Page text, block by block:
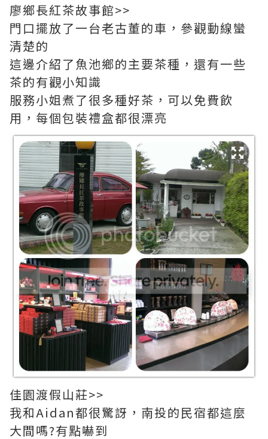
廖鄉長紅茶故事館>>
門口擺放了一台老古董的車，參觀動線蠻
清楚的
這邊介紹了魚池鄉的主要茶種，還有一些
茶的有觀小知識
服務小姐煮了很多種好茶，可以免費飲
用，每個包裝禮盒都很漂亮
佳園渡假山莊>>
我和Aidan都很驚訝，南投的民宿都這麼
大間嗎?有點嚇到